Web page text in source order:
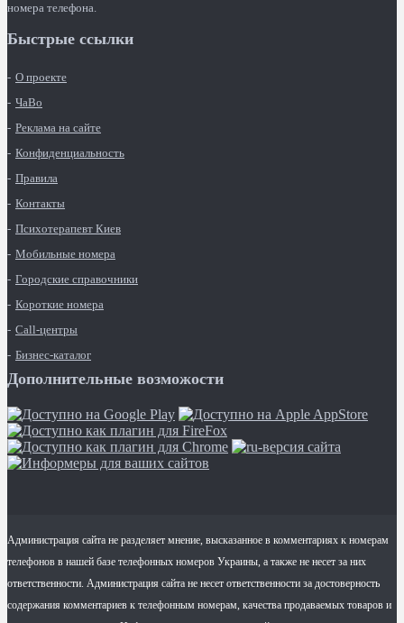
номера телефона.
Быстрые ссылки
О проекте
ЧаВо
Реклама на сайте
Конфиденциальность
Правила
Контакты
Психотерапевт Киев
Мобильные номера
Городские справочники
Короткие номера
Call-центры
Бизнес-каталог
Дополнительные возможости
Администрация сайта не разделяет мнение, высказанное в комментариях к номерам
телефонов в нашей базе телефонных номеров Украины, а также не несет за них
ответственности. Администрация сайта не несет ответственности за достоверность
содержания комментариев к телефонным номерам, качества продаваемых товаров и